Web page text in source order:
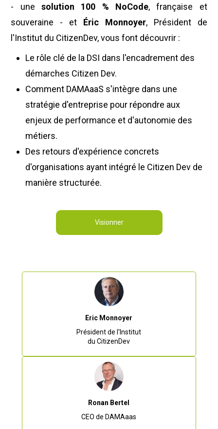
- unesolution 100 % NoCode, française et
souveraine - et Éric Monnoyer, Président de
l'Institut du CitizenDev, vous font découvrir :
Le rôle clé de la DSI dans l'encadrement des
démarches Citizen Dev.
Comment DAMAaaS s'intègre dans une
stratégie d'entreprise pour répondre aux
enjeux de performance et d'autonomie des
métiers.
Des retours d'expérience concrets
d'organisations ayant intégré le Citizen Dev de
manière structurée.
Visionner
Eric Monnoyer
Président de l'Institut
du CitizenDev
Ronan Bertel
CEO de DAMAaas